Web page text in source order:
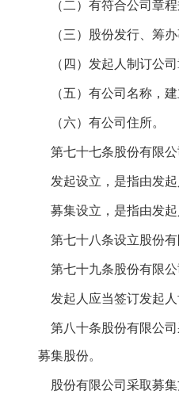
（二）有符合公司章程
（三）股份发行、筹办
（四）发起人制订公司
（五）有公司名称，建
（六）有公司住所。
第七十七条股份有限公
发起设立，是指由发起
募集设立，是指由发起
第七十八条设立股份有
第七十九条股份有限公
发起人应当签订发起人
第八十条股份有限公司
募集股份。
股份有限公司采取募集